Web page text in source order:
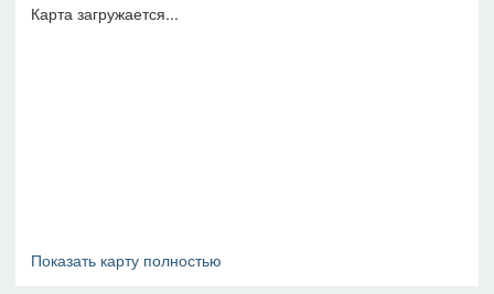
Карта загружается...
Показать карту полностью